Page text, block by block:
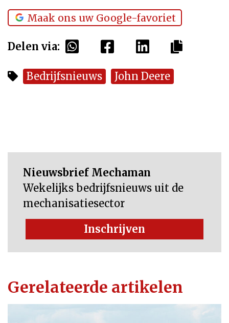
Maak ons uw Google-favoriet
Delen via:
Bedrijfsnieuws John Deere
Nieuwsbrief Mechaman
Wekelijks bedrijfsnieuws uit de
mechanisatiesector
Inschrijven
Gerelateerde artikelen